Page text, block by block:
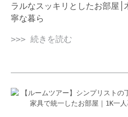
ラルなスッキリとしたお部屋│
寧な暮ら
>>> 続きを読む